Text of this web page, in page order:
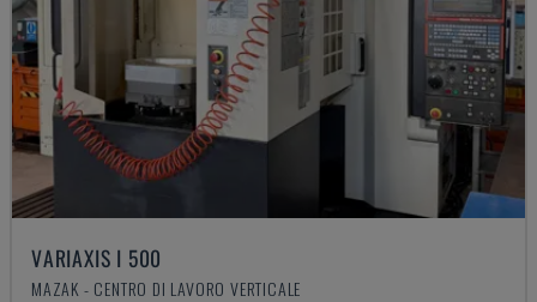
VARIAXIS I 500
MAZAK - CENTRO DI LAVORO VERTICALE